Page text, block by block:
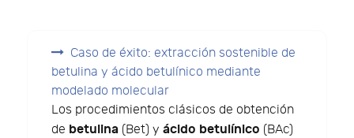
Caso de éxito: extracción sostenible de
betulina y ácido betulínico mediante
modelado molecular
Los procedimientos clásicos de obtención
de betulina (Bet) yácido betulínico (BAc)